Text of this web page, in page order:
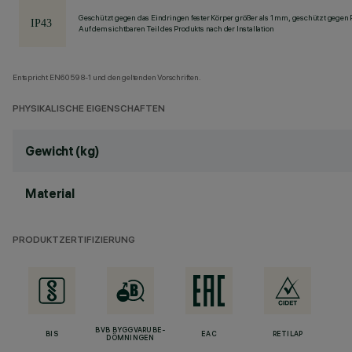
Geschützt gegen das Eindringen fester Körper größer als 1 mm, geschützt gegen
Auf dem sichtbaren Teil des Produkts nach der Installation
Entspricht EN60598-1 und den geltenden Vorschriften.
PHYSIKALISCHE EIGENSCHAFTEN
Gewicht (kg)
Material
PRODUKTZERTIFIZIERUNG
BIS
BVB BYGGVARUBE-
DÖMNINGEN
EAC RETILAP